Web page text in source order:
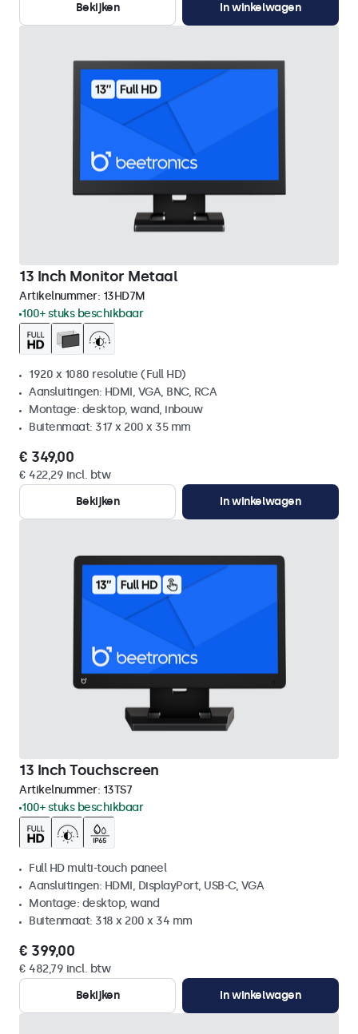
Bekijken
In winkelwagen
13 Inch Monitor Metaal
Artikelnummer: 13HD7M
100+ stuks beschikbaar
1920 x 1080 resolutie (Full HD)
Aansluitingen: HDMI, VGA, BNC, RCA
Montage: desktop, wand, inbouw
Buitenmaat: 317 x 200 x 35 mm
€ 349,00
€ 422,29 incl. btw
Bekijken
In winkelwagen
13 Inch Touchscreen
Artikelnummer: 13TS7
100+ stuks beschikbaar
Full HD multi-touch paneel
Aansluitingen: HDMI, DisplayPort, USB-C, VGA
Montage: desktop, wand
Buitenmaat: 318 x 200 x 34 mm
€ 399,00
€ 482,79 incl. btw
Bekijken
In winkelwagen